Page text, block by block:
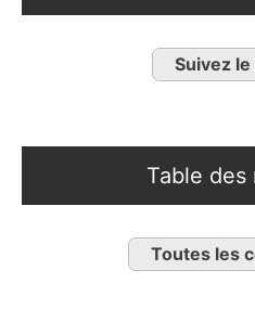
Suivez
Table des
Toutes les